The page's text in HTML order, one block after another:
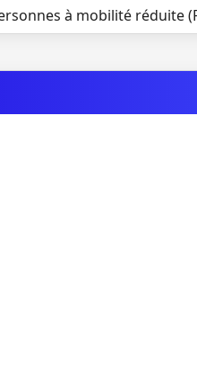
à mobilité réduite